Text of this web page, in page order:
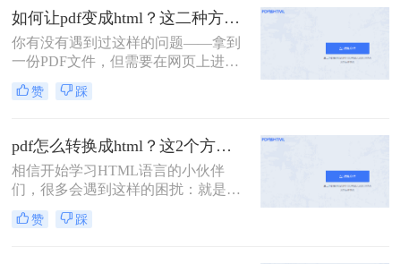
内容、格式以及排版的稳定性。有时
候我们需要将PDF转化为HTML，才
能对它里面的内容进行修改。那你们
知道pdf怎么转成html吗？下面就为大
家分享三种转换方法。
如何让pdf变成html？这二种方法值得尝试一下！
你有没有遇到过这样的问题——拿到
一份PDF文件，但需要在网页上进行
展示，不知道怎么操作。现在我找到
了一种解决方法——将PDF转换成
很复杂？但其实很简单！只需要几个
步骤，我们就可以轻松地把PDF文件
转换成HTML格式，然后在网页上展
示。
赞 踩
pdf怎么转换成html？这2个方法超实用！
相信开始学习HTML语言的小伙伴
们，很多会遇到这样的困扰：就是我
们在网站上下载的模板很多都是PDF
格式。因为PDF能够确保文件的内
赞 踩